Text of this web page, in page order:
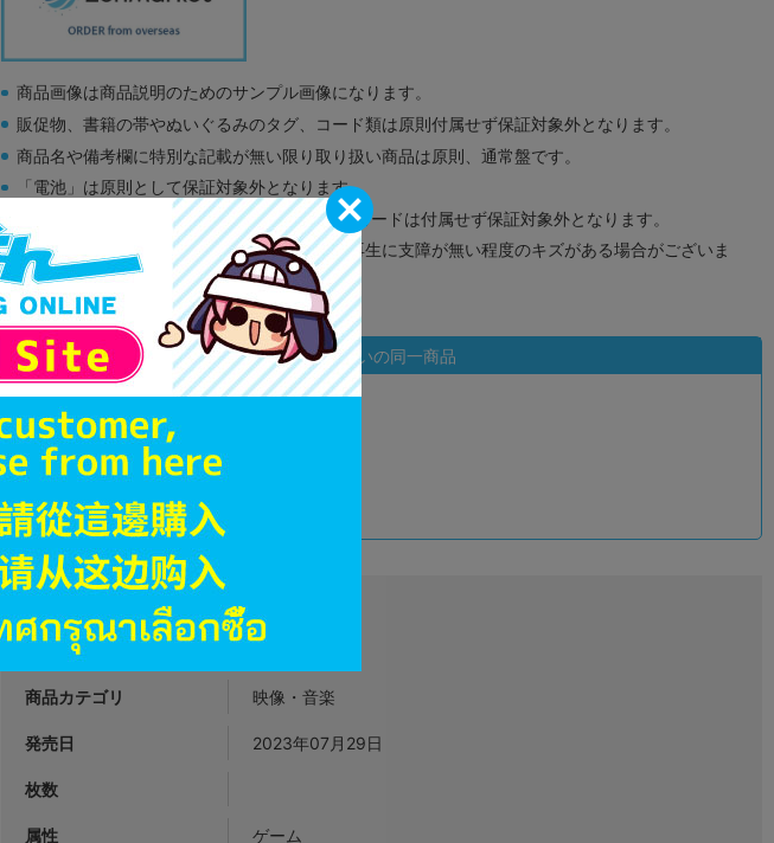
商品画像は商品説明のためのサンプル画像になります。
販促物、書籍の帯やぬいぐるみのタグ、コード類は原則付属せず保証対象外となります。
商品名や備考欄に特別な記載が無い限り取り扱い商品は原則、通常盤です。
「電池」は原則として保証対象外となります。
ゲーム機本体には、SDカードなどのメモリーカードは付属せず保証対象外となります。
ディスク類の読み取り面のキズに関しまして再生に支障が無い程度のキズがある場合がございま
す。
※詳細につきましてはコチラ
状態違いの同一商品
オンライン
品切状態 27,900円 税込
商品番号
商品カテゴリ 映像・音楽
発売日 2023年07月29日
枚数
属性 ゲーム